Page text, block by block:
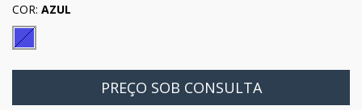
COR: AZUL